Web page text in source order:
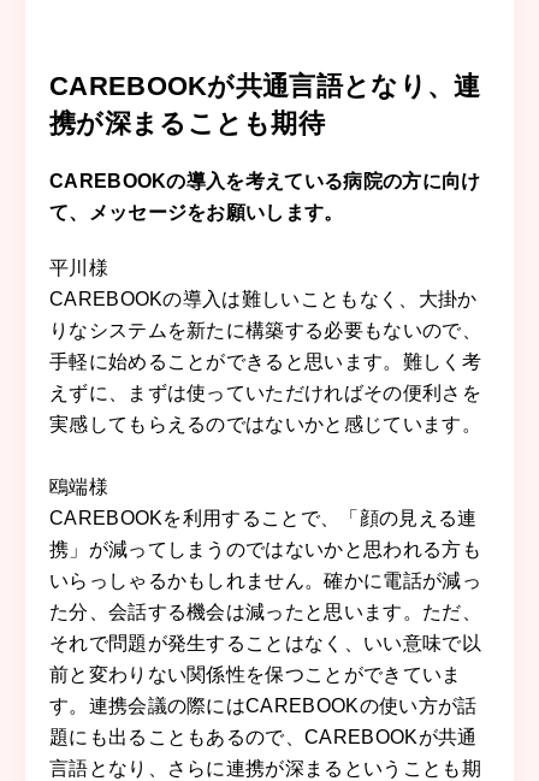
CAREBOOKが共通言語となり、連
携が深まることも期待
CAREBOOKの導入を考えている病院の方に向け
て、メッセージをお願いします。
平川様
CAREBOOKの導入は難しいこともなく、大掛か
りなシステムを新たに構築する必要もないので、
手軽に始めることができると思います。難しく考
えずに、まずは使っていただければその便利さを
実感してもらえるのではないかと感じています。
鴎端様
CAREBOOKを利用することで、「顔の見える連
携」が減ってしまうのではないかと思われる方も
いらっしゃるかもしれません。確かに電話が減っ
た分、会話する機会は減ったと思います。ただ、
それで問題が発生することはなく、いい意味で以
前と変わりない関係性を保つことができていま
す。連携会議の際にはCAREBOOKの使い方が話
題にも出ることもあるので、CAREBOOKが共通
言語となり、さらに連携が深まるということも期